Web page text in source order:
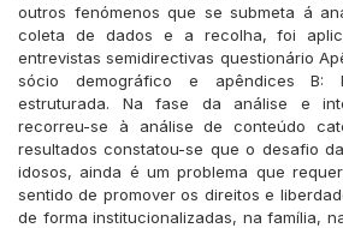
outros fenómenos que se submeta á
coleta de dados e a recolha, foi
entrevistas semidirectivas questionário
sócio demográfico e apêndices B:
estruturada. Na fase da análise e
recorreu-se à análise de conteúdo
resultados constatou-se que o desafio
idosos, ainda é um problema que
sentido de promover os direitos e
de forma institucionalizadas, na família,